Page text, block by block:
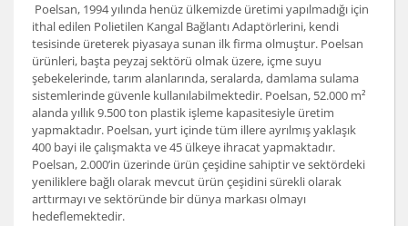
Poelsan, 1994 yılında henüz ülkemizde üretimi yapılmadığı için
ithal edilen Polietilen Kangal Bağlantı Adaptörlerini, kendi
tesisinde üreterek piyasaya sunan ilk firma olmuştur. Poelsan
ürünleri, başta peyzaj sektörü olmak üzere, içme suyu
şebekelerinde, tarım alanlarında, seralarda, damlama sulama
sistemlerinde güvenle kullanılabilmektedir. Poelsan, 52.000 m²
alanda yıllık 9.500 ton plastik işleme kapasitesiyle üretim
yapmaktadır. Poelsan, yurt içinde tüm illere ayrılmış yaklaşık
400 bayi ile çalışmakta ve 45 ülkeye ihracat yapmaktadır.
Poelsan, 2.000’in üzerinde ürün çeşidine sahiptir ve sektördeki
yeniliklere bağlı olarak mevcut ürün çeşidini sürekli olarak
arttırmayı ve sektöründe bir dünya markası olmayı
hedeflemektedir.